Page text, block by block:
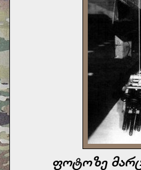
ფოტოზე